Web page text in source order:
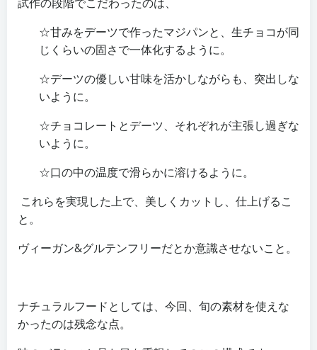
☆甘みをデーツで作ったマジパンと、生チョコが同
じくらいの固さで一体化するように。
☆デーツの優しい甘味を活かしながらも、突出しな
いように。
☆チョコレートとデーツ、それぞれが主張し過ぎな
いように。
☆口の中の温度で滑らかに溶けるように。
これらを実現した上で、美しくカットし、仕上げるこ
と。
ヴィーガン&グルテンフリーだとか意識させないこと。
ナチュラルフードとしては、今回、旬の素材を使えな
かったのは残念な点。